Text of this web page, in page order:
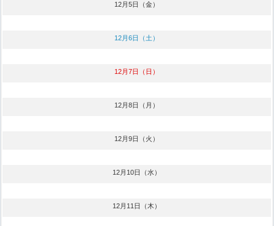
12月5日（金）
12月6日（土）
12月7日（日）
12月8日（月）
12月9日（火）
12月10日（水）
12月11日（木）